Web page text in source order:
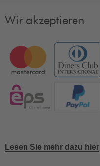
Wir akzeptieren
Lesen Sie mehr dazu hier